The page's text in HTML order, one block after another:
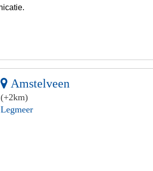
Amstelveen
(+2km)
Legmeer